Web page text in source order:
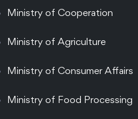
Ministry of Cooperation
Ministry of Agriculture
Ministry of Consumer Affairs
Ministry of Food Processing